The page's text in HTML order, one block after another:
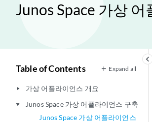
Junos Space 가상
keyboard_arrow_left
Table of Contents Expand all
play_arrow 가상 어플라이언스 개요
play_arrow
Junos Space 가상 어플라이언스 구축
Junos Space 가상 어플라이언스